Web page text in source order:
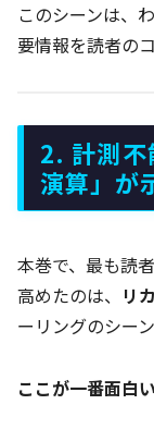
このシーンは、
要情報を読者の
2. 計測
演算」が
本巻で、最も読
高めたのは、 リ
ーリングのシーン
ここが一番面白